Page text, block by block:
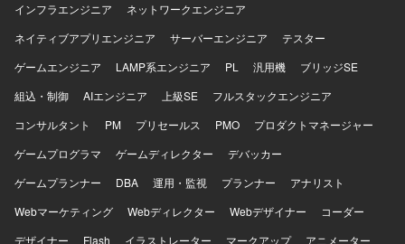
インフラエンジニア
ネットワークエンジニア
ネイティブアプリエンジニア
サーバーエンジニア
テスター
ゲームエンジニア
LAMP系エンジニア PL 汎用機
ブリッジSE
組込・制御
AIエンジニア 上級SE
フルスタックエンジニア
コンサルタント
PM プリセールス PMO
プロダクトマネージャー
ゲームプログラマ
ゲームディレクター
デバッカー
ゲームプランナー
DBA 運用・監視 プランナー
アナリスト
Webマーケティング
Webディレクター Webデザイナー
コーダー
デザイナー
Flash イラストレーター マークアップ
アニメーター